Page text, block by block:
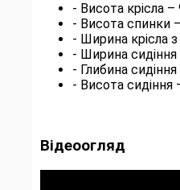
- Висота крісла –
- Висота спинки
- Ширина крісла
- Ширина сидіння
- Глибина
- Висота сидіння
Відеоогляд